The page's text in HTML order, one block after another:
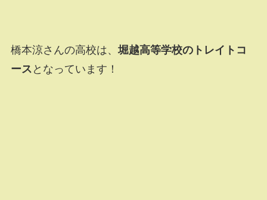
橋本涼さんの高校は、堀越高等学校のトレイトコ
ース となっています！